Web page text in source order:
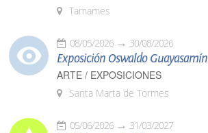
Tamames
08/05/2026 30/08/2026
Exposición Oswaldo Guayasamín
ARTE / EXPOSICIONES
Santa Marta de Tormes
05/06/2026 31/03/2027